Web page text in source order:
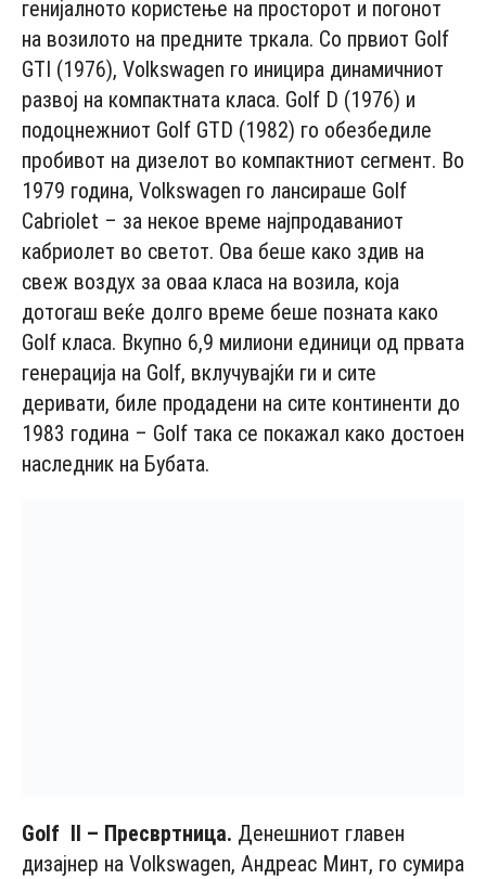
генијалното користење на просторот и погонот
на возилото на предните тркала. Со првиот Golf
GTI (1976), Volkswagen го иницира динамичниот
развој на компактната класа. Golf D (1976) и
подоцнежниот Golf GTD (1982) го обезбедиле
пробивот на дизелот во компактниот сегмент. Во
1979 година, Volkswagen го лансираше Golf
Cabriolet – за некое време најпродаваниот
кабриолет во светот. Ова беше како здив на
свеж воздух за оваа класа на возила, која
дотогаш веќе долго време беше позната како
Golf класа. Вкупно 6,9 милиони единици од првата
генерација на Golf, вклучувајќи ги и сите
деривати, биле продадени на сите континенти до
1983 година – Golf така се покажал како достоен
наследник на Бубата.
Golf II – Пресвртница. Денешниот главен
дизајнер на Volkswagen, Андреас Минт, го сумира